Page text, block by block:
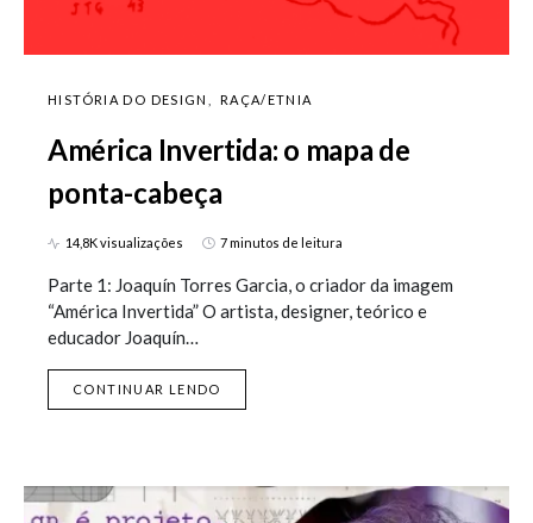
HISTÓRIA DO DESIGN RAÇA/ETNIA
América Invertida: o mapa de
ponta-cabeça
14,8K visualizações 7 minutos de leitura
Parte 1: Joaquín Torres Garcia, o criador da imagem
“América Invertida” O artista, designer, teórico e
educador Joaquín…
CONTINUAR LENDO